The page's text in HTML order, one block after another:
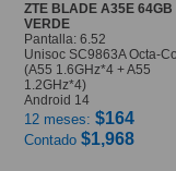
ZTE BLADE A35E 64GB
VERDE
Pantalla: 6.52
Unisoc SC9863A Octa-
(A55 1.6GHz*4 + A55
1.2GHz*4)
Android 14
12 meses: $164
Contado $1,968